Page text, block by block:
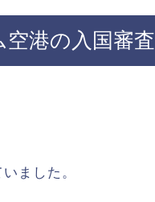
港の入国審査
ました。